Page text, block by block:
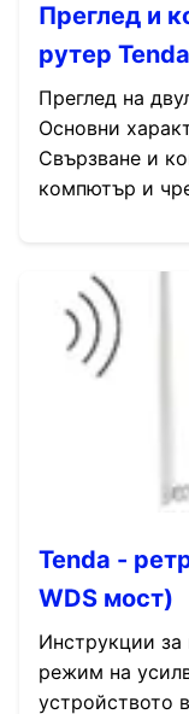
Преглед и
рутер
Преглед на
Основни
Свързване и
компютър и
Tenda -
WDS мост)
Инструкции за
режим на
устройството